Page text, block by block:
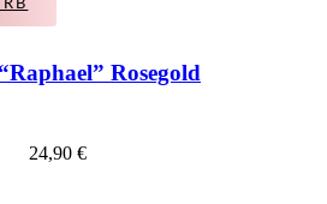
Rosegold
24,90 €